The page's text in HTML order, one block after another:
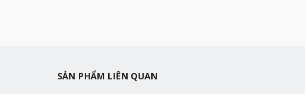
SẢN PHẨM LIÊN QUAN